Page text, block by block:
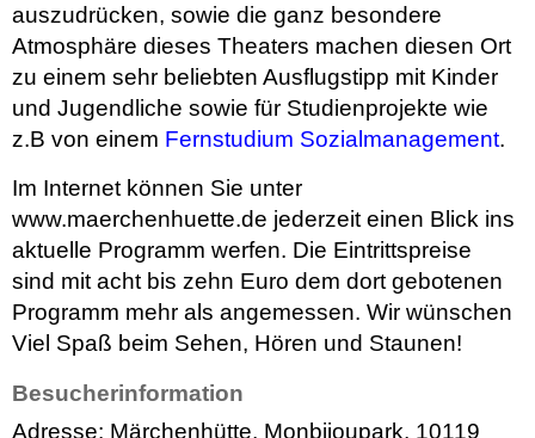
auszudrücken, sowie die ganz besondere
Atmosphäre dieses Theaters machen diesen Ort
zu einem sehr beliebten Ausflugstipp mit Kinder
und Jugendliche sowie für Studienprojekte wie
z.B von einem Fernstudium Sozialmanagement.
Im Internet können Sie unter
www.maerchenhuette.de jederzeit einen Blick ins
aktuelle Programm werfen. Die Eintrittspreise
sind mit acht bis zehn Euro dem dort gebotenen
Programm mehr als angemessen. Wir wünschen
Viel Spaß beim Sehen, Hören und Staunen!
Besucherinformation
Adresse: Märchenhütte, Monbijoupark, 10119